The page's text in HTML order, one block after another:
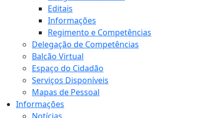
Editais
Informações
Regimento e Competências
Delegação de Competências
Balcão Virtual
Espaço do Cidadão
Serviços Disponíveis
Mapas de Pessoal
Informações